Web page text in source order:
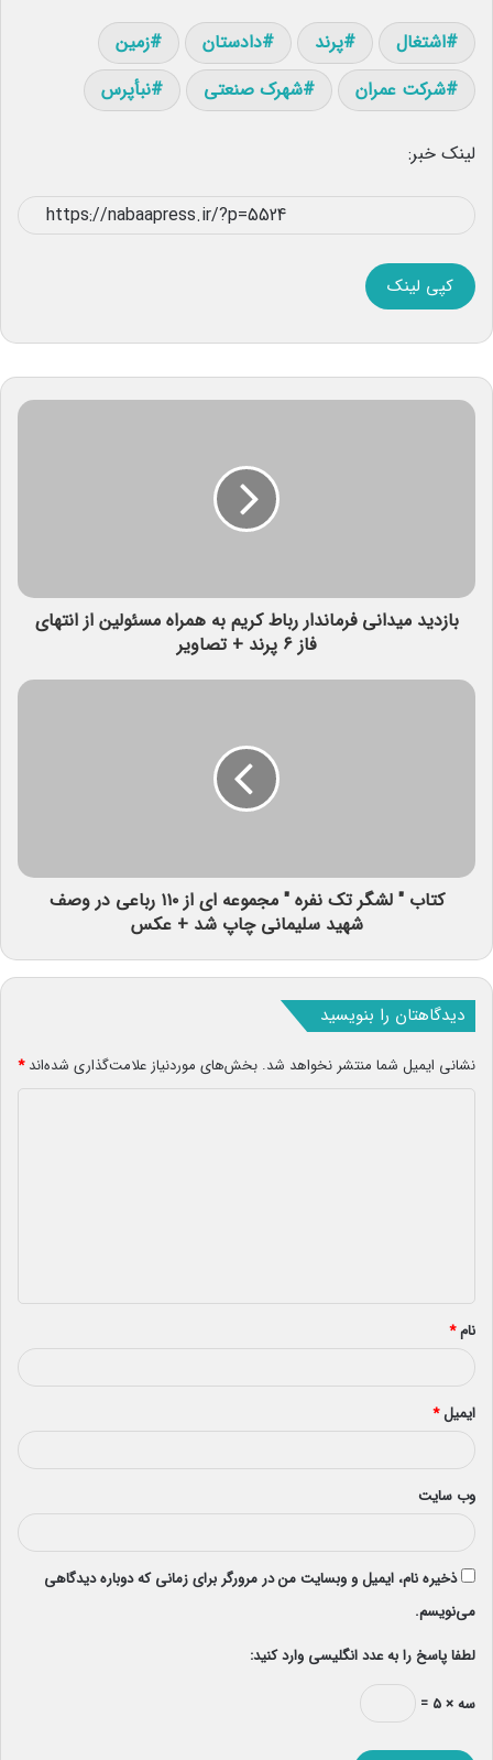
اشتغال پرند دادستان
زمین
شرکت عمران
شهرک صنعتی نبأپرس
لینک خبر:
کپی لینک
بازدید میدانی فرماندار رباط کریم به همراه مسئولین از انتهای
فاز ۶ پرند + تصاویر
کتاب " لشگر تک نفره " مجموعه ای از ۱۱۰ رباعی در وصف
شهید سلیمانی چاپ شد + عکس
دیدگاهتان را بنویسید
نشانی ایمیل شما منتشر نخواهد شد. بخش‌های موردنیاز علامت‌گذاری شده‌اند*
*
نام*
ایمیل*
وب‌ سایت
ذخیره نام، ایمیل و وبسایت من در مرورگر برای زمانی که دوباره دیدگاهی
می‌نویسم.
لطفا پاسخ را به عدد انگلیسی وارد کنید:
سه × ۵ =